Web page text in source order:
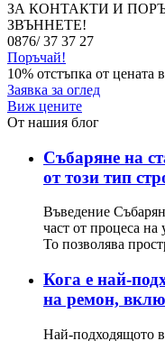
ЗА КОНТАКТИ И
ЗВЪННЕТЕ!
0876/ 37 37 27
Поръчай!
10% отстъпка от цената
Заявка за оглед
Виж цените
От нашия блог
Събаряне на
от този тип
Въведение
част от процеса на
То позволява
Кога е най-
на ремон,
Най-подходящото